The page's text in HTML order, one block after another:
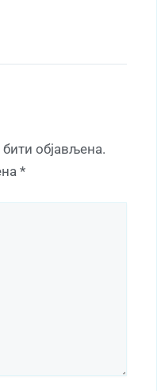
објављена.
*